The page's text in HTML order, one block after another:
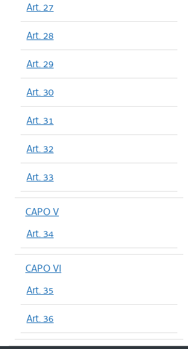
Art. 27
Art. 28
Art. 29
Art. 30
Art. 31
Art. 32
Art. 33
CAPO V
Art. 34
CAPO VI
Art. 35
Art. 36